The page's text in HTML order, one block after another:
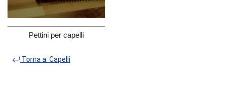
Pettini per capelli
Torna a: Capelli